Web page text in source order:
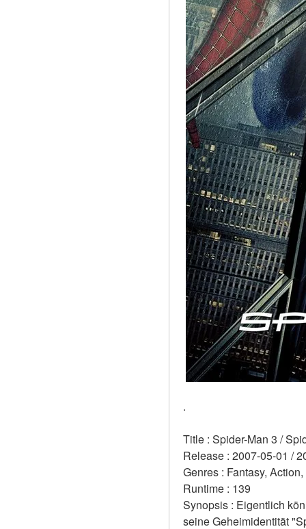
.
Title : Spider-Man 3 /
Release : 2007-05-01 /
Genres : Fantasy,
Runtime : 139
Synopsis : Eigentlich
seine Geheimidentität